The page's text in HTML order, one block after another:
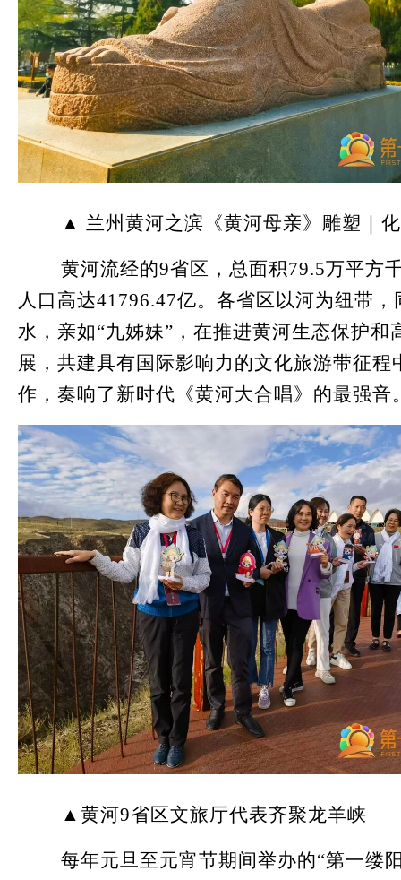
▲ 兰州黄河之滨《黄河母亲》雕塑｜
黄河流经的9省区，总面积79.5万平方
人口高达41796.47亿。各省区以河为纽带，
水，亲如“九姊妹”，在推进黄河生态保护和
展，共建具有国际影响力的文化旅游带征程
作，奏响了新时代《黄河大合唱》的最强音
▲黄河9省区文旅厅代表齐聚龙羊峡
每年元旦至元宵节期间举办的“第一缕